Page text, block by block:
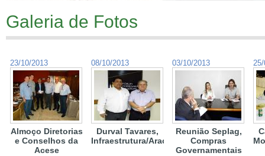
Galeria de Fotos
23/10/2013
Almoço Diretorias
e Conselhos da
Acese
08/10/2013
Durval Tavares,
Infraestrutura/Aracaju
03/10/2013
Reunião Seplag,
Compras
Governamentais